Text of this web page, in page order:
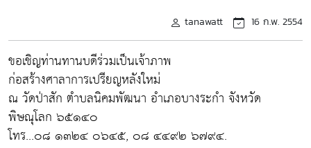
tanawatt 16 ก.พ. 2554
ขอเชิญท่านทานบดีร่วมเป็นเจ้าภาพ
ก่อสร้างศาลาการเปรียญหลังใหม่
ณ วัดป่าสัก ตำบลนิคมพัฒนา อำเภอบางระกำ จังหวัด
พิษณุโลก ๖๕๑๔๐
โทร...๐๘ ๑๓๒๔ ๐๖๔๕, ๐๘ ๔๔๙๒ ๖๗๙๔.